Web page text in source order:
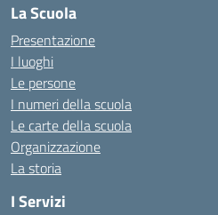
La Scuola
Presentazione
I luoghi
Le persone
I numeri della scuola
Le carte della scuola
Organizzazione
La storia
I Servizi